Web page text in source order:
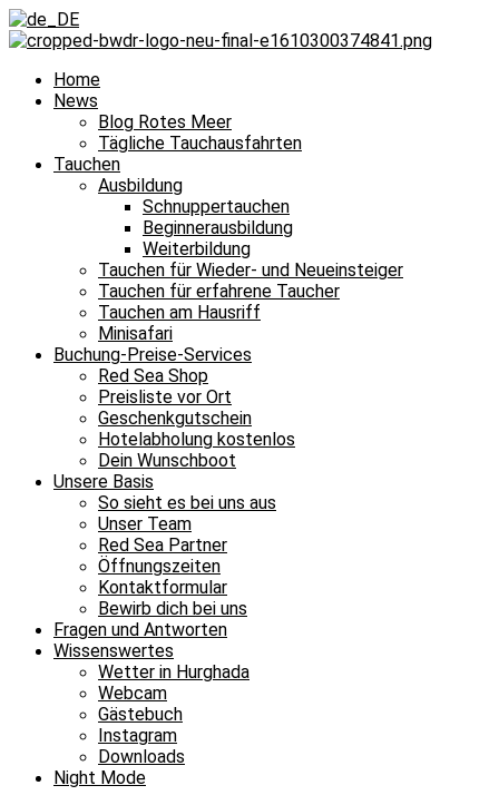
Home
News
Blog Rotes Meer
Tägliche Tauchausfahrten
Tauchen
Ausbildung
Schnuppertauchen
Beginnerausbildung
Weiterbildung
Tauchen für Wieder- und Neueinsteiger
Tauchen für erfahrene Taucher
Tauchen am Hausriff
Minisafari
Buchung-Preise-Services
Red Sea Shop
Preisliste vor Ort
Geschenkgutschein
Hotelabholung kostenlos
Dein Wunschboot
Unsere Basis
So sieht es bei uns aus
Unser Team
Red Sea Partner
Öffnungszeiten
Kontaktformular
Bewirb dich bei uns
Fragen und Antworten
Wissenswertes
Wetter in Hurghada
Webcam
Gästebuch
Instagram
Downloads
Night Mode